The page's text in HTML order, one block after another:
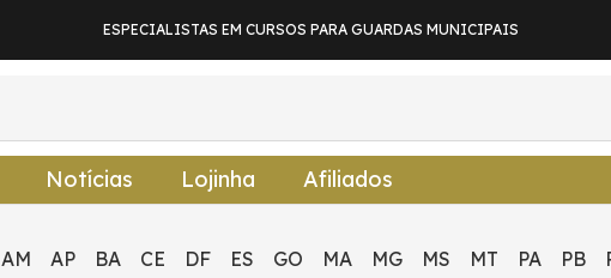
ESPECIALISTAS EM CURSOS PARA GUARDAS MUNICIPAIS
Notícias Lojinha Afiliados
AM AP BA CE DF ES GO MA MG MS MT PA PB